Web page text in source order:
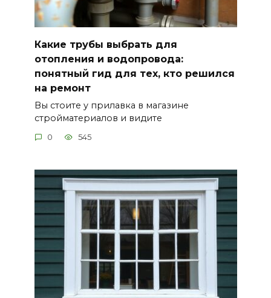
Какие трубы выбрать для
отопления и водопровода:
понятный гид для тех, кто решился
на ремонт
Вы стоите у прилавка в магазине
стройматериалов и видите
0 545